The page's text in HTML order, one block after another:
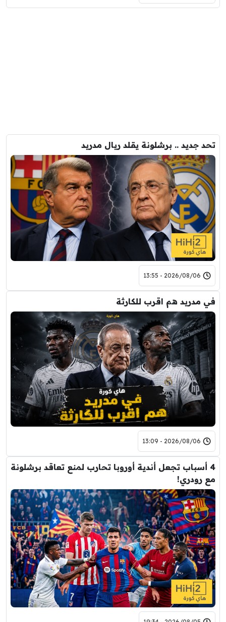
تحد جديد .. برشلونة يقلد ريال مدريد
2026/08/06 - 13:55
في مدريد هم اقرب للكارثة
2026/08/06 - 13:09
4 أسباب تجعل أندية أوروبا تحارب لمنع تعاقد برشلونة
مع رودري!